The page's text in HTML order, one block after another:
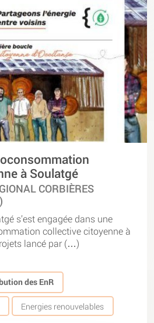
à Soulatgé
CORBIÈRES
s’est engagée dans une
collective citoyenne à
lancé par (…)
des EnR
Energies renouvelables